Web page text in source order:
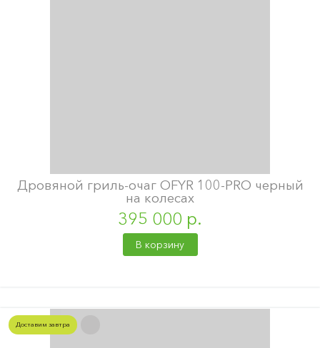
Дровяной гриль-очаг OFYR 100-PRO черный
на колесах
395 000 р.
В корзину
Доставим завтра